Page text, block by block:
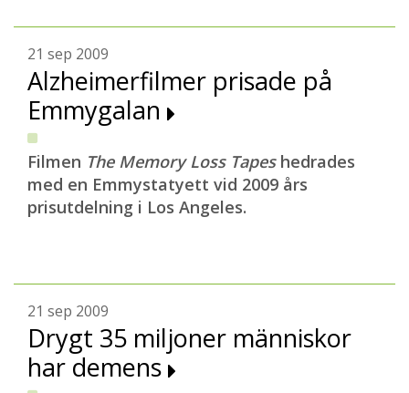
21 sep 2009
Alzheimerfilmer prisade på
Emmygalan
Filmen The Memory Loss Tapeshedrades
med en Emmystatyett vid 2009 års
prisutdelning i Los Angeles.
21 sep 2009
Drygt 35 miljoner människor
har demens